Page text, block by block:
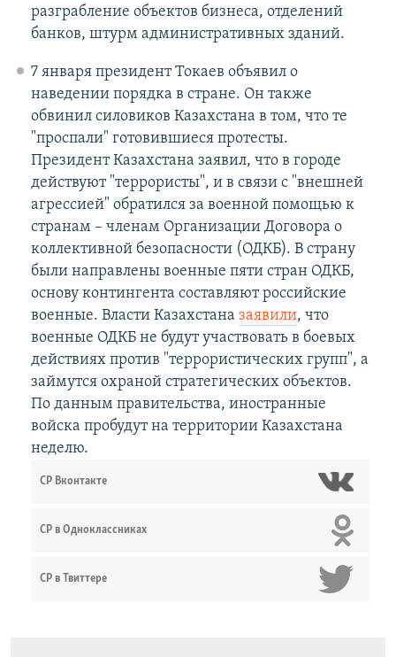
разграбление объектов бизнеса, отделений
банков, штурм административных зданий.
7 января президент Токаев объявил о
наведении порядка в стране. Он также
обвинил силовиков Казахстана в том, что те
"проспали" готовившиеся протесты.
Президент Казахстана заявил, что в городе
действуют "террористы", и в связи с "внешней
агрессией" обратился за военной помощью к
странам – членам Организации Договора о
коллективной безопасности (ОДКБ). В страну
были направлены военные пяти стран ОДКБ,
основу контингента составляют российские
военные. Власти Казахстана заявили, что
военные ОДКБ не будут участвовать в боевых
действиях против "террористических групп", а
займутся охраной стратегических объектов.
По данным правительства, иностранные
войска пробудут на территории Казахстана
неделю.
СР Вконтакте
СР в Одноклассниках
СР в Твиттере